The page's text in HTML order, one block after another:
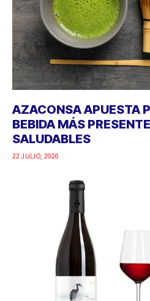
AZACONSA APUESTA
BEBIDA MÁS
SALUDABLES
22 JULIO, 2026